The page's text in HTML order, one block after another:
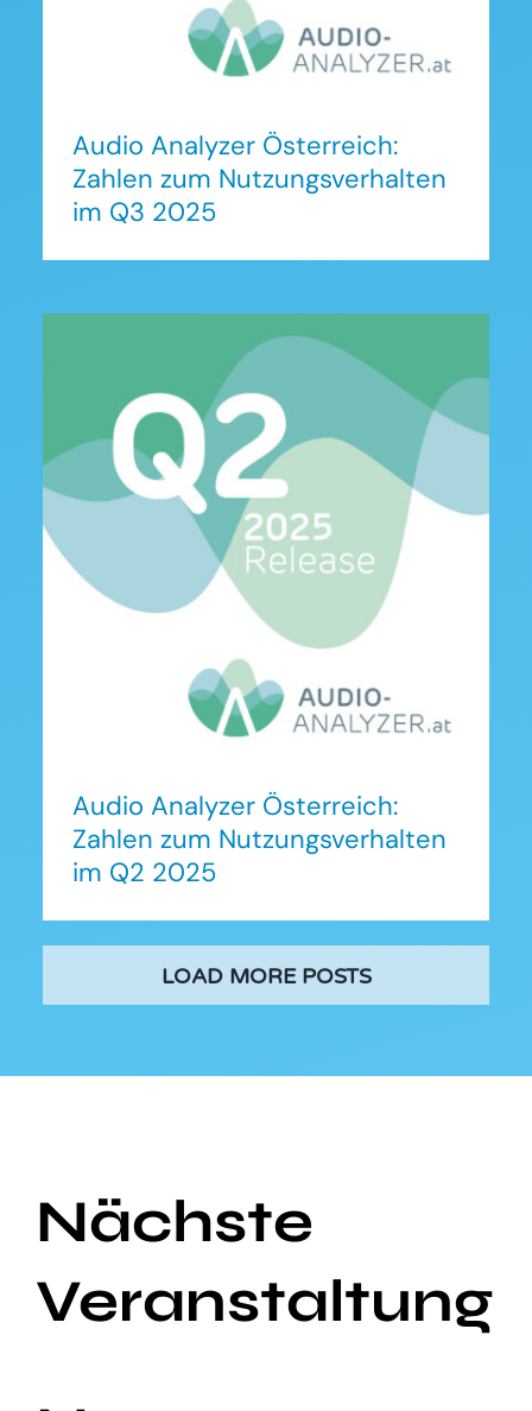
Audio Analyzer Österreich:
Zahlen zum Nutzungsverhalten
im Q3 2025
Audio Analyzer Österreich:
Zahlen zum
Nutzungsverhalten im Q2
2025
Audio Analyzer Österreich:
Zahlen zum Nutzungsverhalten
im Q2 2025
LOAD MORE POSTS
Nächste
Veranstaltung